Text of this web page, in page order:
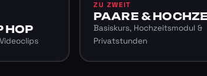
HOP
ZU ZWEIT
PAARE &
Basiskurs, Hochzeitsmodul &
Privatstunden